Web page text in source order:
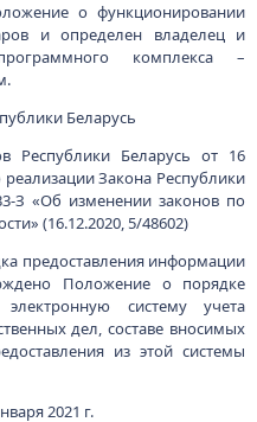
2021 г.
Республики Беларусь от 21
информационной
Положение о порядке
автоматизированной
и информационного
органов и государственных
– Положение).
представляет собой
а также подсистемы, с
сбор, хранение и
форме сведений о лицах,
и награжденных
Беларусь (далее –
отчетной информации